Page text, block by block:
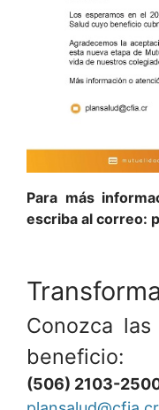
Para más
escriba al correo:
Conozca
beneficio:
(506) 2103-